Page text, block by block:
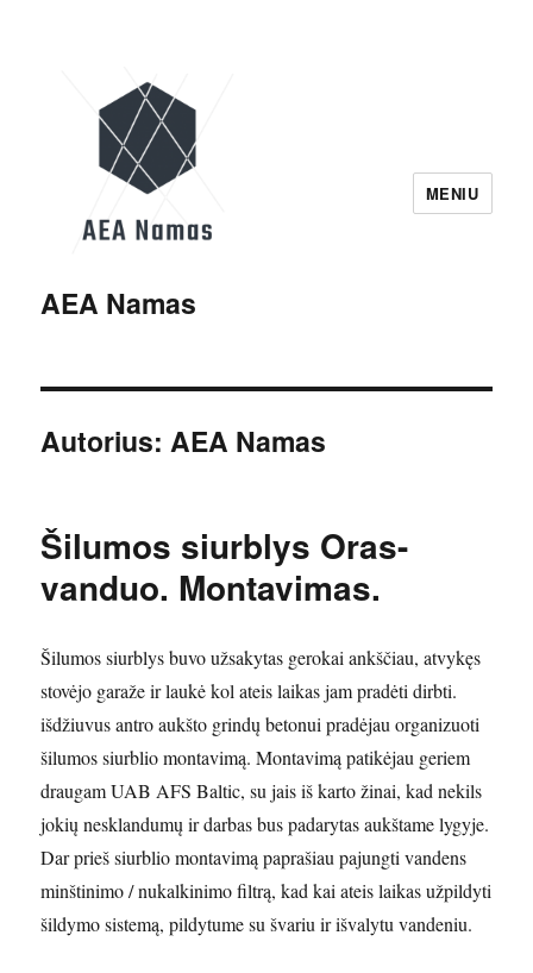
AEA Namas
MENIU
Autorius:AEA Namas
Šilumos siurblys Oras-
vanduo. Montavimas.
Šilumos siurblys buvo užsakytas gerokai ankščiau, atvykęs
stovėjo garaže ir laukė kol ateis laikas jam pradėti dirbti.
išdžiuvus antro aukšto grindų betonui pradėjau organizuoti
šilumos siurblio montavimą. Montavimą patikėjau geriem
draugam UAB AFS Baltic, su jais iš karto žinai, kad nekils
jokių nesklandumų ir darbas bus padarytas aukštame lygyje.
Dar prieš siurblio montavimą paprašiau pajungti vandens
minštinimo / nukalkinimo filtrą, kad kai ateis laikas užpildyti
šildymo sistemą, pildytume su švariu ir išvalytu vandeniu.